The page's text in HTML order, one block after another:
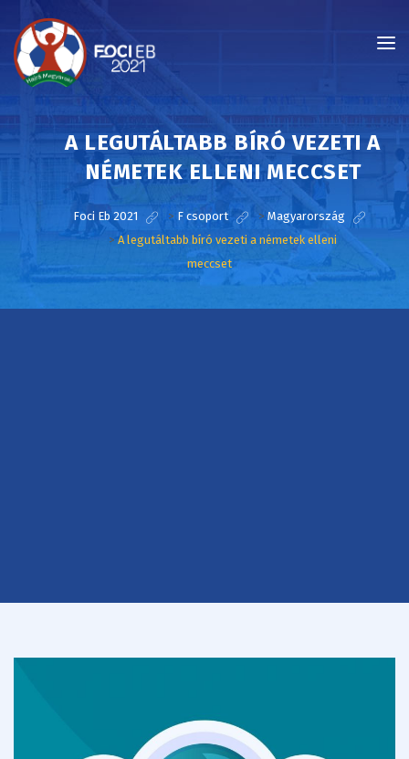
A LEGUTÁLTABB BÍRÓ VEZETI A
NÉMETEK ELLENI MECCSET
Foci Eb 2021 > F csoport >Magyarország
>A legutáltabb bíró vezeti a németek elleni
meccset